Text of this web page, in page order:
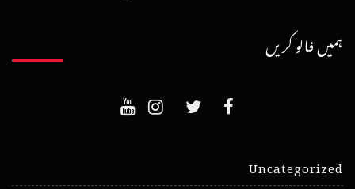
ہمیں فالو کریں
Uncategorized